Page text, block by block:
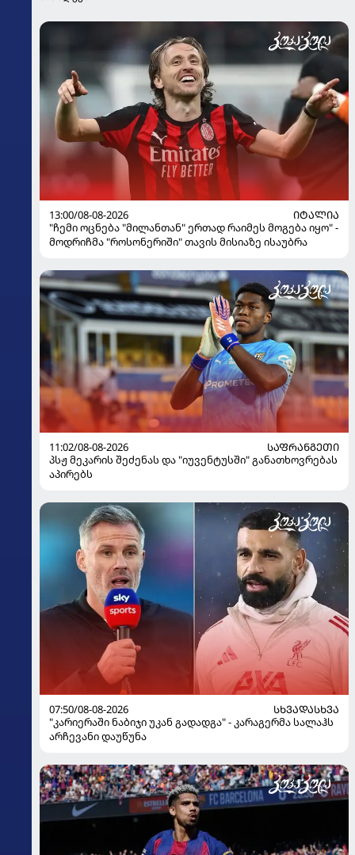
13:00/08-08-2026
ᲘᲢᲐᲚᲘᲐ
"ჩემი ოცნება "მილანთან" ერთად რაიმეს მოგება იყო" -
მოდრიჩმა "როსონერიში" თავის მისიაზე ისაუბრა
11:02/08-08-2026
ᲡᲐᲤᲠᲐᲜᲒᲔᲗᲘ
პსჟ მეკარის შეძენას და "იუვენტუსში" განათხოვრებას
აპირებს
07:50/08-08-2026
ᲡᲮᲕᲐᲓᲐᲡᲮᲕᲐ
"კარიერაში ნაბიჯი უკან გადადგა" - კარაგერმა სალაჰს
არჩევანი დაუწუნა